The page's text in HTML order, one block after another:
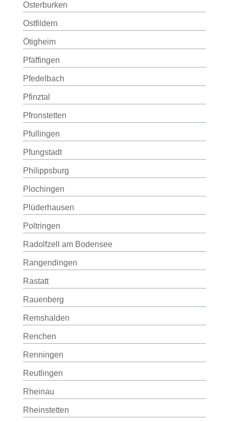
Osterburken
Ostfildern
Ötigheim
Pfäffingen
Pfedelbach
Pfinztal
Pfronstetten
Pfullingen
Pfungstadt
Philippsburg
Plochingen
Plüderhausen
Poltringen
Radolfzell am Bodensee
Rangendingen
Rastatt
Rauenberg
Remshalden
Renchen
Renningen
Reutlingen
Rheinau
Rheinstetten